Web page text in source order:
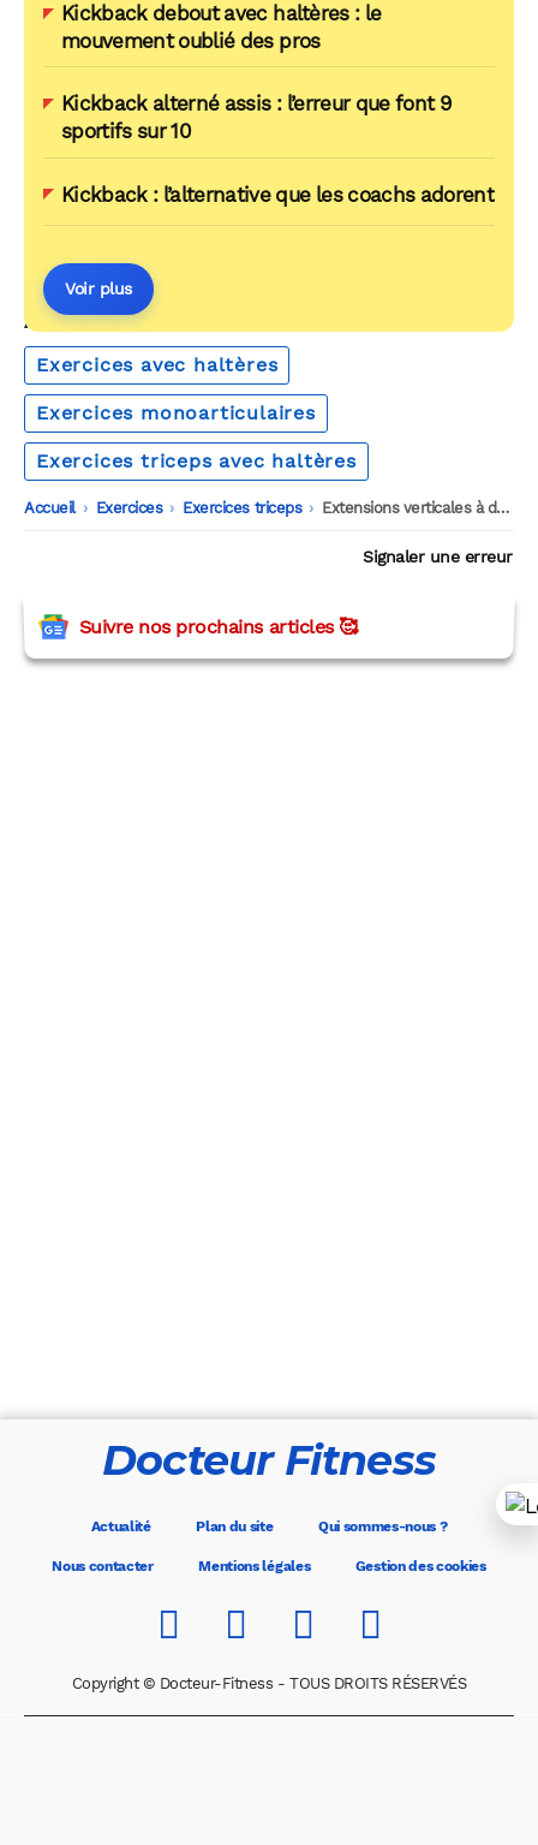
Kickback debout avec haltères : le
mouvement oublié des pros
Kickback alterné assis : l’erreur que font 9
sportifs sur 10
Kickback : l’alternative que les coachs adorent
Voir plus
AUTOUR DU MÊME THÈME
Exercices avec haltères
Exercices monoarticulaires
Exercices triceps avec haltères
Accueil -
Exercices -
Exercices triceps -
Extensions verticales à deux mains avec haltère
Signaler une erreur
Suivre nos prochains articles 🥰
Docteur Fitness
Actualité Plan du site Qui sommes-nous ?
Nous contacter Mentions légales Gestion des cookies
Copyright © Docteur-Fitness - TOUS DROITS RÉSERVÉS